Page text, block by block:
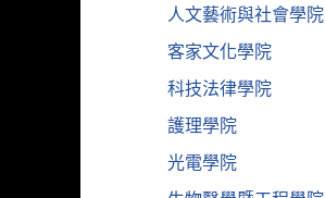
人文藝術與社會學院
客家文化學院
科技法律學院
護理學院
光電學院